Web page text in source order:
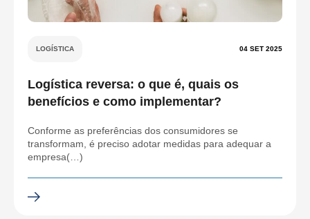
LOGÍSTICA 04 SET 2025
Logística reversa: o que é, quais os
benefícios e como implementar?
Conforme as preferências dos consumidores se
transformam, é preciso adotar medidas para adequar a
empresa(…)